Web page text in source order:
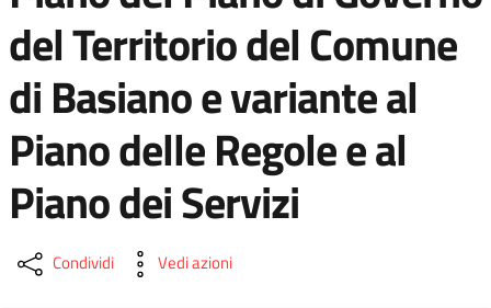
del Territorio del Comune
di Basiano e variante al
Piano delle Regole e al
Piano dei Servizi
Condividi Vedi azioni